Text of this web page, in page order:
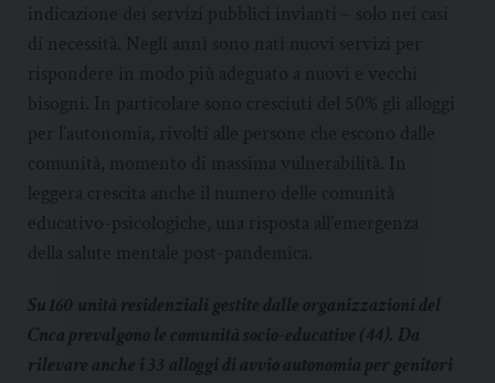
indicazione dei servizi pubblici invianti – solo nei casi
di necessità. Negli anni sono nati nuovi servizi per
rispondere in modo più adeguato a nuovi e vecchi
bisogni. In particolare sono cresciuti del 50% gli alloggi
per l’autonomia, rivolti alle persone che escono dalle
comunità, momento di massima vulnerabilità. In
leggera crescita anche il numero delle comunità
educativo-psicologiche, una risposta all’emergenza
della salute mentale post-pandemica.
Su 160 unità residenziali gestite dalle organizzazioni del
Cnca prevalgono le comunità socio-educative (44). Da
rilevare anche i 33 alloggi di avvio autonomia per genitori